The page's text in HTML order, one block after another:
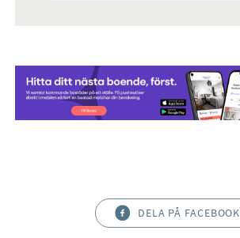
DELA PÅ FACEBOOK